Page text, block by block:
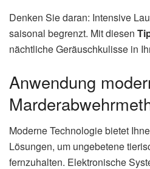
Denken Sie daran: Intensive
saisonal begrenzt. Mit diesen
nächtliche Geräuschkulisse in
Anwendung
Moderne Technologie bietet
Lösungen, um ungebetene
fernzuhalten. Elektronische